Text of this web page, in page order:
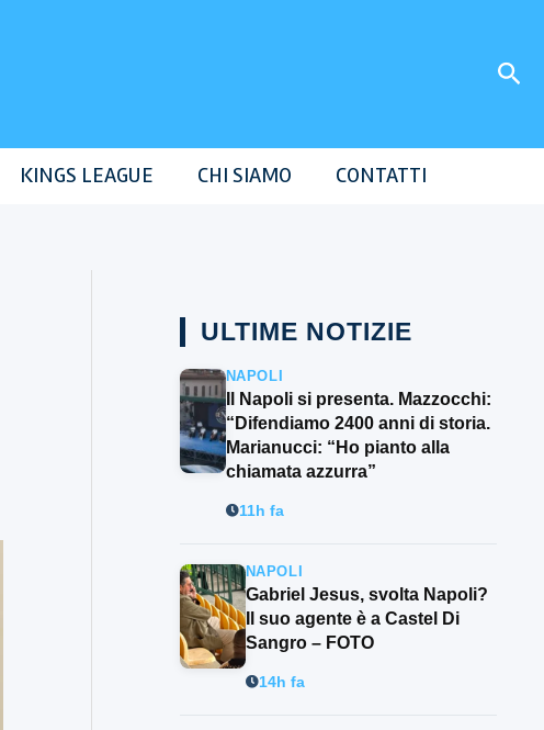
KINGS LEAGUE CHI SIAMO CONTATTI
ULTIME NOTIZIE
NAPOLI
Il Napoli si presenta. Mazzocchi:
“Difendiamo 2400 anni di storia.
Marianucci: “Ho pianto alla
chiamata azzurra”
11h fa
NAPOLI
Gabriel Jesus, svolta Napoli?
Il suo agente è a Castel Di
Sangro – FOTO
14h fa